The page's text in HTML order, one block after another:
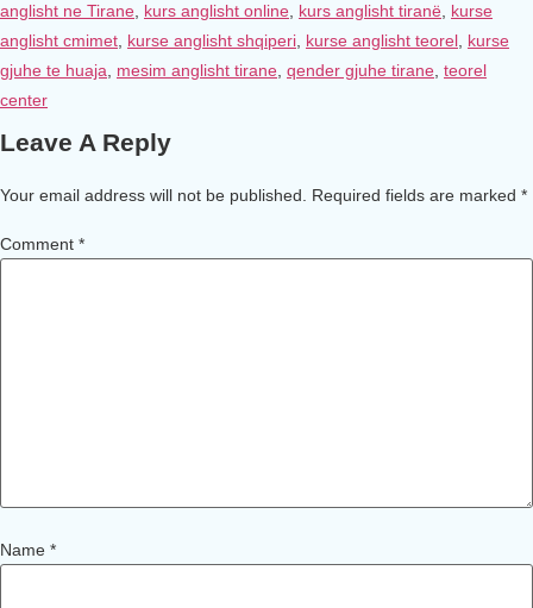
anglisht ne Tirane, kurs anglisht online, kurs anglisht tiranë, kurse
anglisht cmimet, kurse anglisht shqiperi, kurse anglisht teorel, kurse
gjuhe te huaja, mesim anglisht tirane, qender gjuhe tirane, teorel
center
Leave A Reply
Your email address will not be published. Required fields are marked *
Comment *
Name *